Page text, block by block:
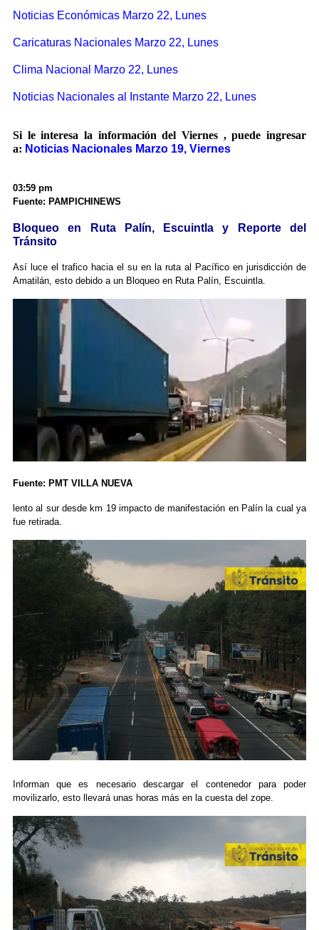
Noticias Económicas Marzo 22, Lunes
Caricaturas Nacionales Marzo 22, Lunes
Clima Nacional Marzo 22, Lunes
Noticias Nacionales al Instante Marzo 22, Lunes
Si le interesa la información del Viernes , puede ingresar
a: Noticias Nacionales Marzo 19, Viernes
03:59 pm
Fuente: PAMPICHINEWS
Bloqueo en Ruta Palín, Escuintla y Reporte del
Tránsito
Así luce el trafico hacia el su en la ruta al Pacífico en jurisdicción de
Amatilán, esto debido a un Bloqueo en Ruta Palín, Escuintla.
Fuente: PMT VILLA NUEVA
lento al sur desde km 19 impacto de manifestación en Palín la cual ya
fue retirada.
Informan que es necesario descargar el contenedor para poder
movilizarlo, esto llevará unas horas más en la cuesta del zope.